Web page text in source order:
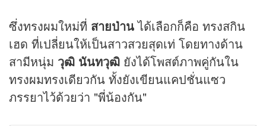
ซึ่งทรงผมใหม่ที่ สายป่านได้เลือกก็คือ ทรงสกิน
เฮด ที่เปลี่ยนให้เป็นสาวสวยสุดเท่ โดยทางด้าน
สามีหนุ่ม วุฒิ นันทวุฒิ ยังได้โพสต์ภาพคู่กันใน
ทรงผมทรงเดียวกัน ทั้งยังเขียนแคปชั่นแซว
ภรรยาไว้ด้วยว่า "พี่น้องกัน"